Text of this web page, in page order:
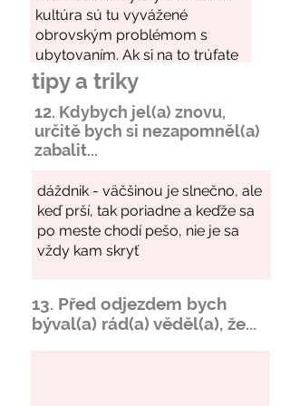
tipy a triky
12. Kdybych jel(a) znovu,
určitě bych si nezapomněl(a)
zabalit...
13. Před odjezdem bych
býval(a) rád(a) věděl(a), že...